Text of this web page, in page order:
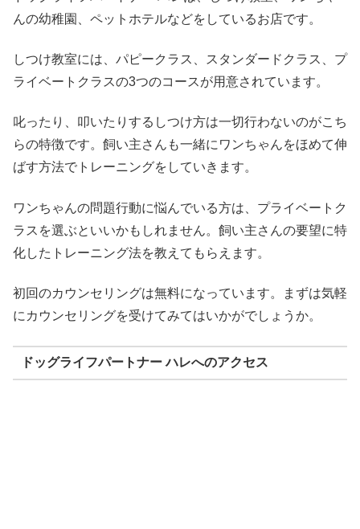
んの幼稚園、ペットホテルなどをしているお店です。
しつけ教室には、パピークラス、スタンダードクラス、プ
ライベートクラスの3つのコースが用意されています。
叱ったり、叩いたりするしつけ方は一切行わないのがこち
らの特徴です。飼い主さんも一緒にワンちゃんをほめて伸
ばす方法でトレーニングをしていきます。
ワンちゃんの問題行動に悩んでいる方は、プライベートク
ラスを選ぶといいかもしれません。飼い主さんの要望に特
化したトレーニング法を教えてもらえます。
初回のカウンセリングは無料になっています。まずは気軽
にカウンセリングを受けてみてはいかがでしょうか。
ドッグライフパートナー ハレへのアクセス